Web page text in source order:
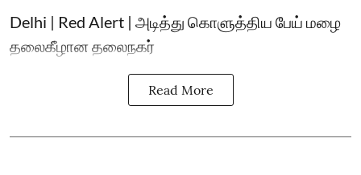
Delhi | Red Alert | அடித்து கொளுத்திய பேய் மழை
தலைகீழான தலைநகர்
Read More